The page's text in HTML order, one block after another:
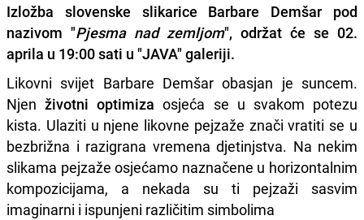
Izložba slovenske slikarice Barbare Demšar pod
nazivom "Pjesma nad zemljom", održat će se 02.
aprila u 19:00 sati u "JAVA" galeriji.
Likovni svijet Barbare Demšar obasjan je suncem.
Njenživotni optimizaosjeća se u svakom potezu
kista. Ulaziti u njene likovne pejzaže znači vratiti se u
bezbrižna i razigrana vremena djetinjstva. Na nekim
slikama pejzaže osjećamo naznačene u horizontalnim
kompozicijama, a nekada su ti pejzaži sasvim
imaginarni i ispunjeni različitim simbolima